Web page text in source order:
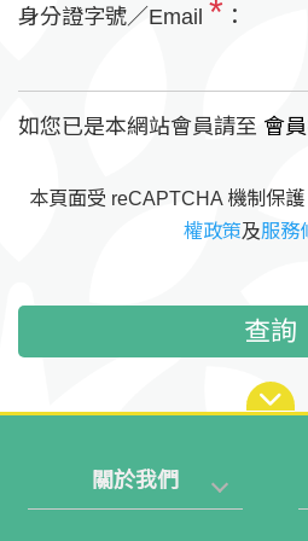
身分證字號／Email * ：
如您已是本網站會員請至 會
本頁面受 reCAPTCHA 機制保
權政策及服務
查詢
關於我們